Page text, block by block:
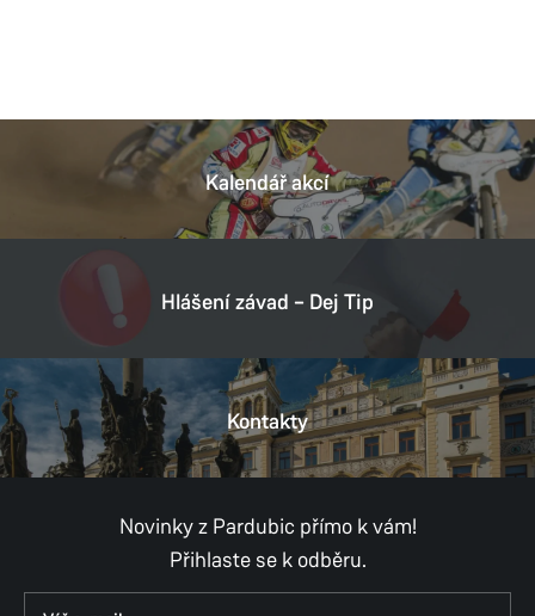
Kalendář akcí
Hlášení závad – Dej Tip
Kontakty
Novinky z Pardubic přímo k vám!
Přihlaste se k odběru.